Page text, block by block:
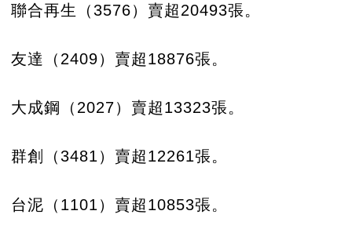
聯合再生（3576）賣超20493張。
友達（2409）賣超18876張。
大成鋼（2027）賣超13323張。
群創（3481）賣超12261張。
台泥（1101）賣超10853張。